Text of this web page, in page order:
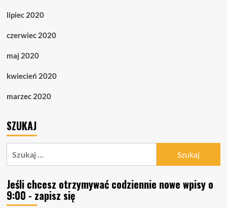
lipiec 2020
czerwiec 2020
maj 2020
kwiecień 2020
marzec 2020
SZUKAJ
Jeśli chcesz otrzymywać codziennie nowe wpisy o
9:00 - zapisz się